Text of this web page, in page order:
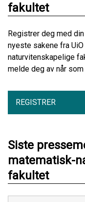
fakultet
Registrer deg med
nyeste sakene fra
naturvitenskapelige
melde deg av når
REGISTRER
Siste
matematisk-
fakultet